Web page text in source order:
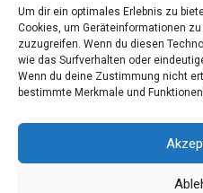
Um dir ein optimales Erlebnis zu
Cookies, um Geräteinformationen
zuzugreifen. Wenn du diesen
wie das Surfverhalten oder
Wenn du deine Zustimmung nicht
bestimmte Merkmale und